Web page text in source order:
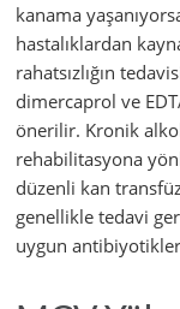
kanama
hastalıklardan
rahatsızlığın
dimercaprol ve
önerilir. Kronik
rehabilitasyona
düzenli kan
genellikle tedavi
uygun